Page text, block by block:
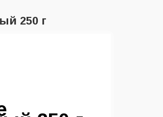
250 г